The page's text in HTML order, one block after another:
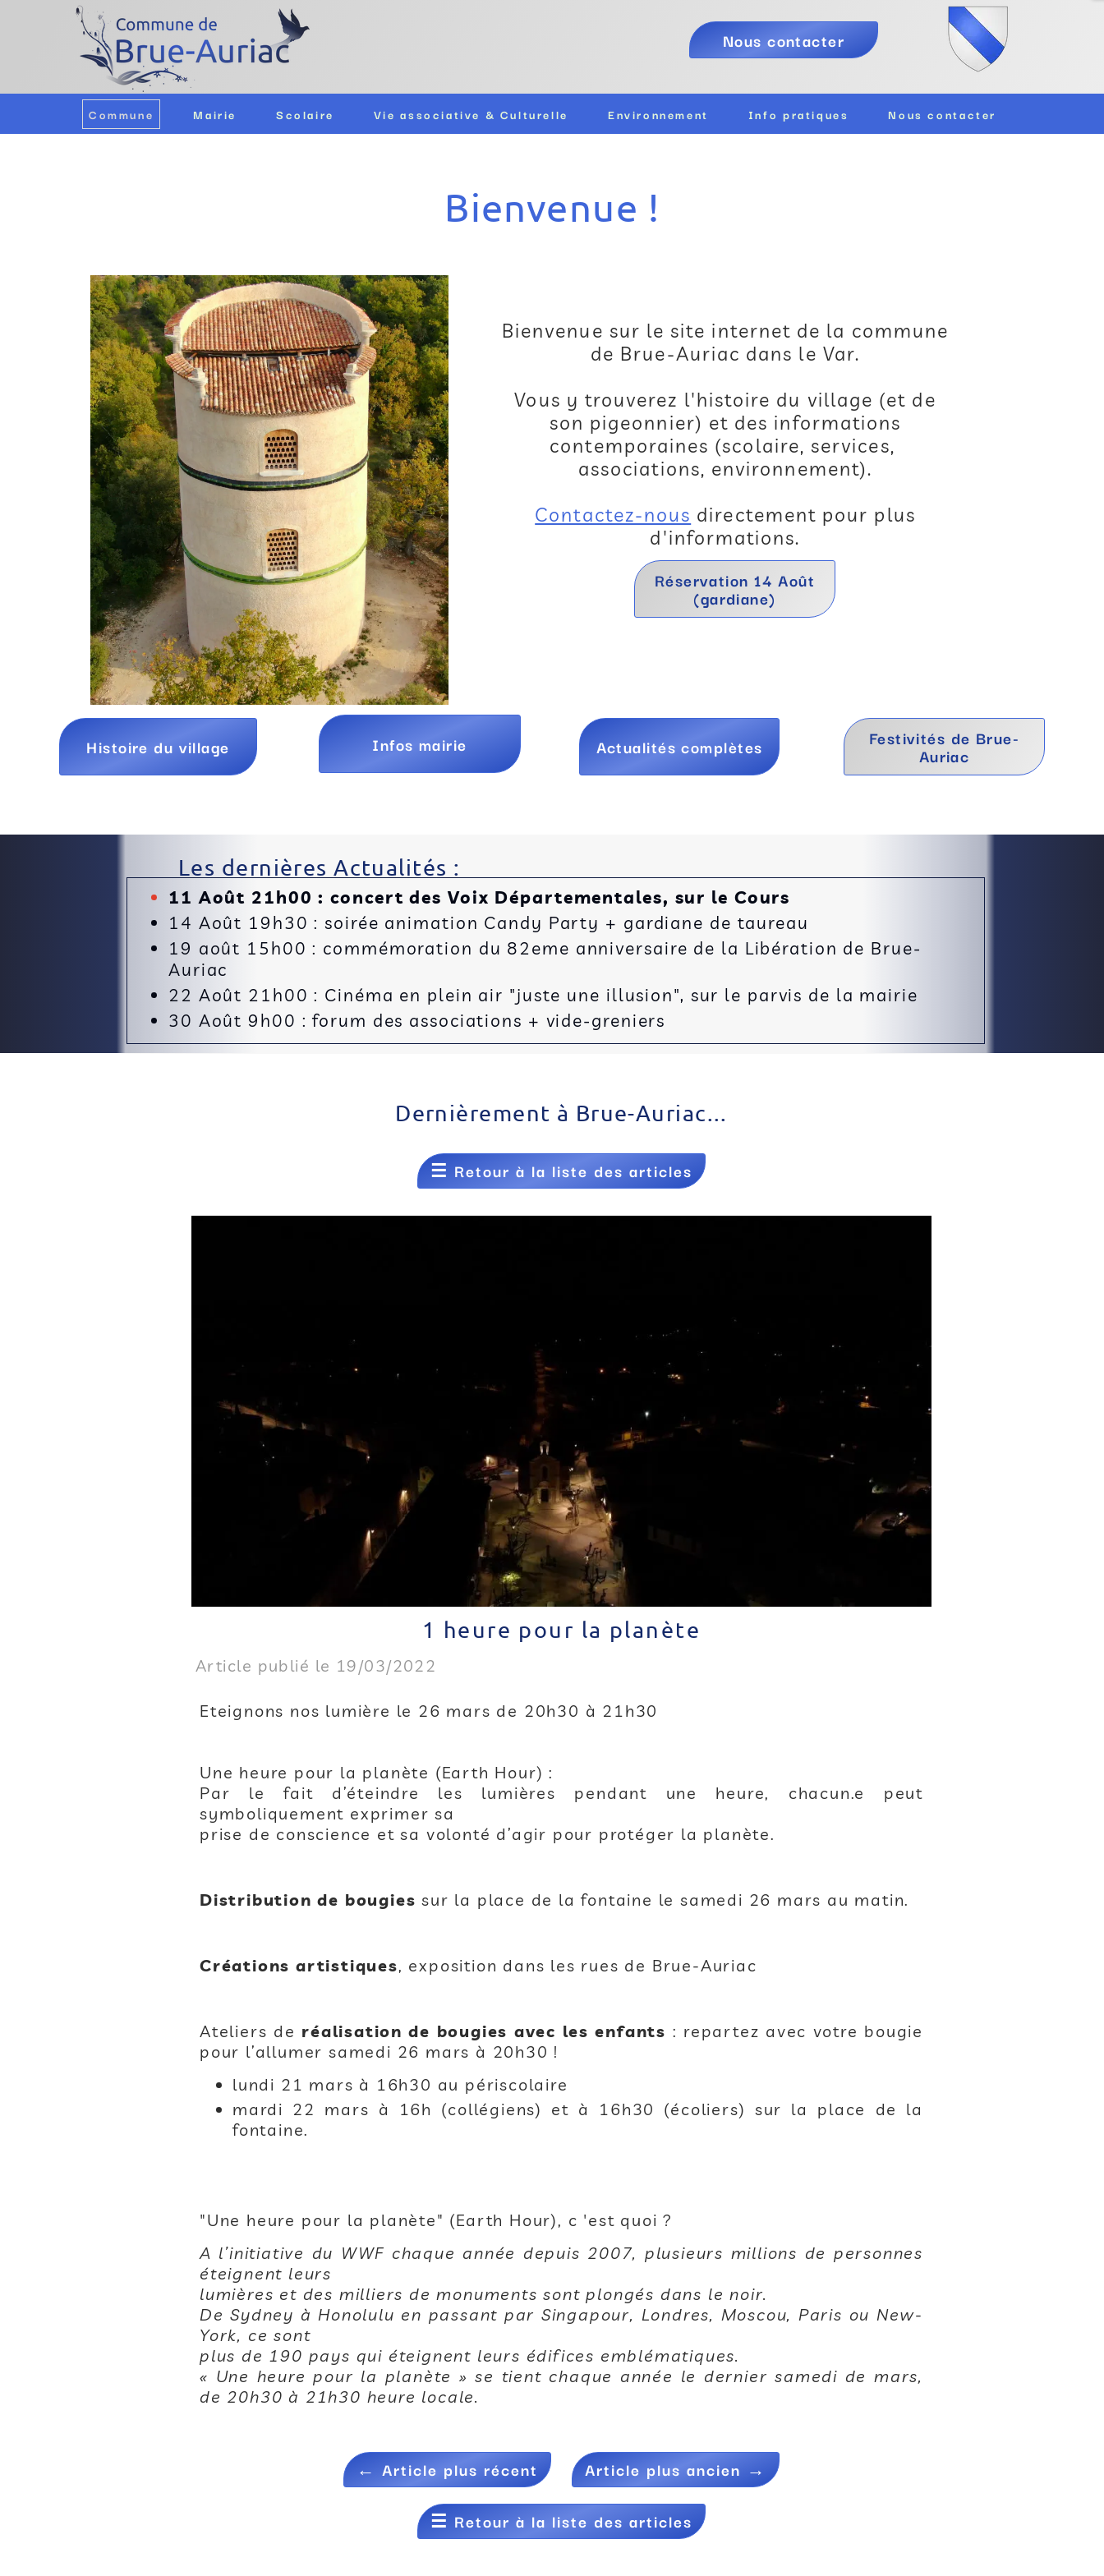
Commune Mairie Scolaire Vie associative & Culturelle Environnement Info pratiques Nous contacter
Nous contacter
Bienvenue !
Bienvenue sur le site internet de la commune
de Brue-Auriac dans le Var.
Vous y trouverez l'histoire du village (et de
son pigeonnier) et des informations
contemporaines (scolaire, services,
associations, environnement).
Contactez-nous directement pour plus
d'informations.
Réservation 14 Août
(gardiane)
Infos mairie
Histoire du village Actualités complètes Festivités de Brue-
Auriac
Les dernières Actualités :
11 Août 21h00 : concert des Voix Départementales, sur le Cours
14 Août 19h30 : soirée animation Candy Party + gardiane de taureau
19 août 15h00 : commémoration du 82eme anniversaire de la Libération de Brue-
Auriac
22 Août 21h00 : Cinéma en plein air "juste une illusion", sur le parvis de la mairie
30 Août 9h00 : forum des associations + vide-greniers
Dernièrement à Brue-Auriac...
☰ Retour à la liste des articles
1 heure pour la planète
Article publié le 19/03/2022
Eteignons nos lumière le 26 mars de 20h30 à 21h30
Une heure pour la planète (Earth Hour) :
Par le fait d’éteindre les lumières pendant une heure, chacun.e peut
symboliquement exprimer sa
prise de conscience et sa volonté d’agir pour protéger la planète.
Distribution de bougies sur la place de la fontaine le samedi 26 mars au matin.
Créations artistiques, exposition dans les rues de Brue-Auriac
Ateliers de réalisation de bougies avec les enfants : repartez avec votre bougie
pour l’allumer samedi 26 mars à 20h30 !
lundi 21 mars à 16h30 au périscolaire
mardi 22 mars à 16h (collégiens) et à 16h30 (écoliers) sur la place de la
fontaine.
"Une heure pour la planète" (Earth Hour), c 'est quoi ?
A l’initiative du WWF chaque année depuis 2007, plusieurs millions de personnes
éteignent leurs
lumières et des milliers de monuments sont plongés dans le noir.
De Sydney à Honolulu en passant par Singapour, Londres, Moscou, Paris ou New-
York, ce sont
plus de 190 pays qui éteignent leurs édifices emblématiques.
« Une heure pour la planète » se tient chaque année le dernier samedi de mars,
de 20h30 à 21h30 heure locale.
←Article plus récent Article plus ancien →
☰ Retour à la liste des articles